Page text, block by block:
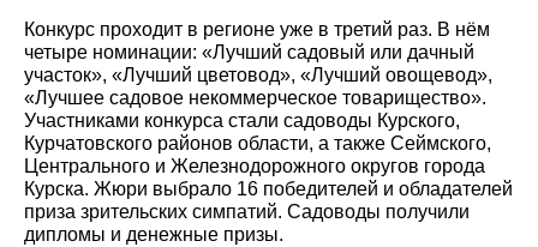
Конкурс проходит в регионе уже в третий раз. В нём
четыре номинации: «Лучший садовый или дачный
участок», «Лучший цветовод», «Лучший овощевод»,
«Лучшее садовое некоммерческое товарищество».
Участниками конкурса стали садоводы Курского,
Курчатовского районов области, а также Сеймского,
Центрального и Железнодорожного округов города
Курска. Жюри выбрало 16 победителей и обладателей
приза зрительских симпатий. Садоводы получили
дипломы и денежные призы.